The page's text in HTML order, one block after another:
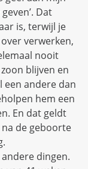
Dat
is, terwijl je
verwerken,
nooit
blijven en
een andere dan
hem een
En dat geldt
de geboorte
dingen.